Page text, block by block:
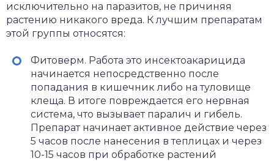
исключительно на паразитов, не причиняя
растению никакого вреда. К лучшим препаратам
этой группы относятся:
Фитоверм. Работа это инсектоакарицида
начинается непосредственно после
попадания в кишечник либо на туловище
клеща. В итоге повреждается его нервная
система, что вызывает паралич и гибель.
Препарат начинает активное действие через
5 часов после нанесения в теплицах и через
10-15 часов при обработке растений